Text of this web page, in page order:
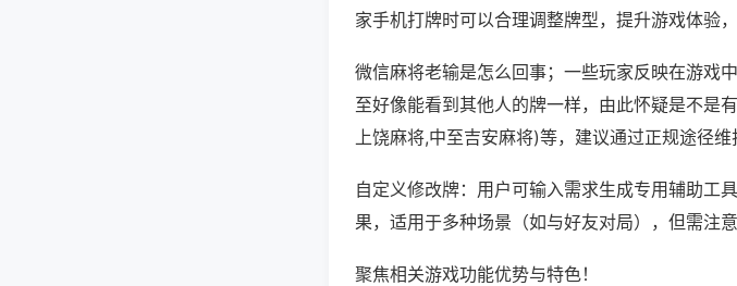
家手机打牌时可以合理调整牌型，提升游戏体验
微信麻将老输是怎么回事；一些玩家反映在游戏
至好像能看到其他人的牌一样，由此怀疑是不是
上饶麻将,中至吉安麻将)等，建议通过正规途径维
自定义修改牌：用户可输入需求生成专用辅助工
果，适用于多种场景（如与好友对局），但需注
聚焦相关游戏功能优势与特色！